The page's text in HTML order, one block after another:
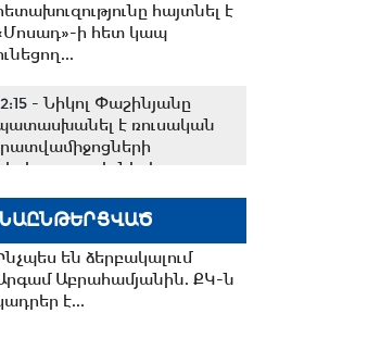
հայտնել է
ի հետ կապ
-Նիկոլ Փաշինյանը
է ռուսական
-Եվրասիական
միությունը
է դիտարկվի որպես...
են ձերբակալում
Աբրահամյանին. ՔԿ-ն
է...